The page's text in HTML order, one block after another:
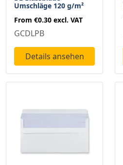
Umschläge 120 g/m²
From €0.30 excl. VAT
GCDLPB
Details ansehen